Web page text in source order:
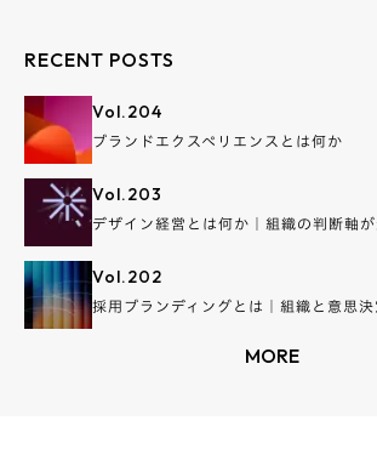
RECENT POSTS
Vol.204
ブランドエクスペリエンスとは何か
Vol.203
デザイン経営とは何か｜組織の判断軸
Vol.202
採用ブランディングとは｜組織と意思
MORE